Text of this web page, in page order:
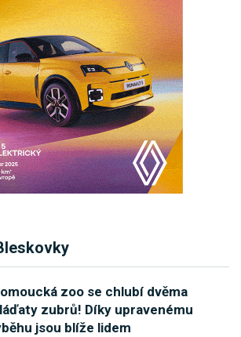
zoo se chlubí dvěma
zubrů! Díky upravenému
jsou blíže lidem